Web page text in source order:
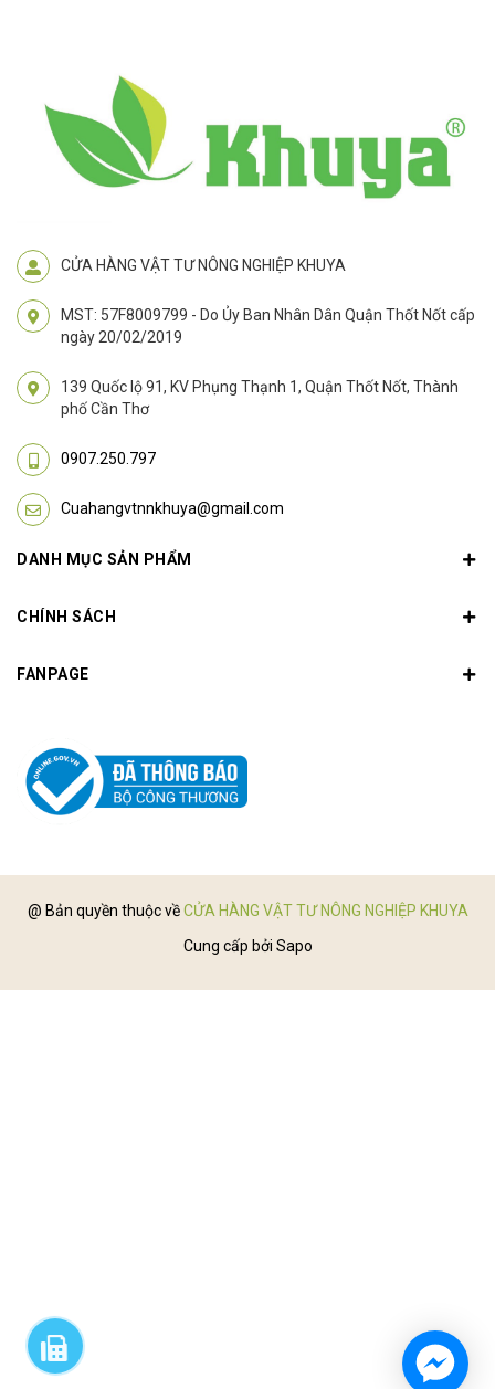
CỬA HÀNG VẬT TƯ NÔNG NGHIỆP KHUYA
MST: 57F8009799 - Do Ủy Ban Nhân Dân Quận Thốt Nốt cấp
ngày 20/02/2019
139 Quốc lộ 91, KV Phụng Thạnh 1, Quận Thốt Nốt, Thành
phố Cần Thơ
0907.250.797
Cuahangvtnnkhuya@gmail.com
DANH MỤC SẢN PHẨM
CHÍNH SÁCH
FANPAGE
@ Bản quyền thuộc vềCỬA HÀNG VẬT TƯ NÔNG NGHIỆP KHUYA
Cung cấp bởi Sapo